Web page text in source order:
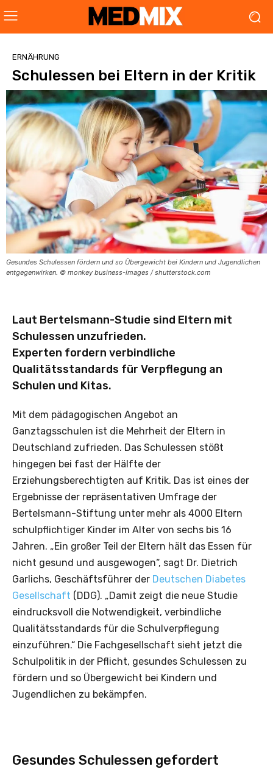
ERNÄHRUNG
Schulessen bei Eltern in der Kritik
Gesundes Schulessen fördern und so Übergewicht bei Kindern und Jugendlichen
entgegenwirken. © monkey business-images / shutterstock.com
Laut Bertelsmann-Studie sind Eltern mit
Schulessen unzufrieden.
Experten fordern verbindliche
Qualitätsstandards für Verpflegung an
Schulen und Kitas.
Mit dem pädagogischen Angebot an
Ganztagsschulen ist die Mehrheit der Eltern in
Deutschland zufrieden. Das Schulessen stößt
hingegen bei fast der Hälfte der
Erziehungsberechtigten auf Kritik. Das ist eines der
Ergebnisse der repräsentativen Umfrage der
Bertelsmann-Stiftung unter mehr als 4000 Eltern
schulpflichtiger Kinder im Alter von sechs bis 16
Jahren. „Ein großer Teil der Eltern hält das Essen für
nicht gesund und ausgewogen“, sagt Dr. Dietrich
Garlichs, Geschäftsführer der Deutschen Diabetes
Gesellschaft (DDG). „Damit zeigt die neue Studie
eindrucksvoll die Notwendigkeit, verbindliche
Qualitätsstandards für die Schulverpflegung
einzuführen.“ Die Fachgesellschaft sieht jetzt die
Schulpolitik in der Pflicht, gesundes Schulessen zu
fördern und so Übergewicht bei Kindern und
Jugendlichen zu bekämpfen.
Gesundes Schulessen gefordert